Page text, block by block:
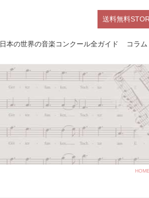
送料無料
日本の世界の音楽コンクール全ガイド コラム
HOME